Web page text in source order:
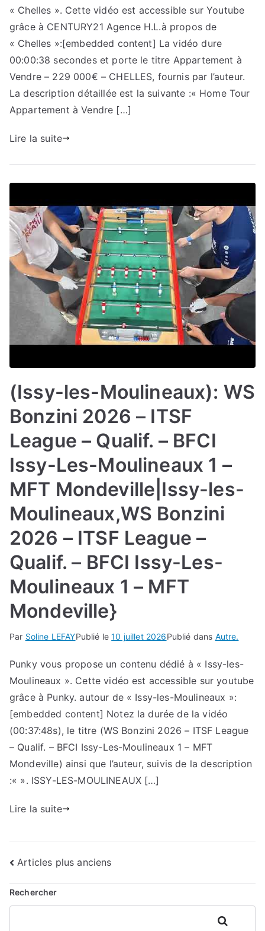
« Chelles ». Cette vidéo est accessible sur Youtube
grâce à CENTURY21 Agence H.L.à propos de
« Chelles »:[embedded content] La vidéo dure
00:00:38 secondes et porte le titre Appartement à
Vendre – 229 000€ – CHELLES, fournis par l’auteur.
La description détaillée est la suivante :« Home Tour
Appartement à Vendre […]
Lire la suite
(Issy-les-Moulineaux): WS
Bonzini 2026 – ITSF
League – Qualif. – BFCI
Issy-Les-Moulineaux 1 –
MFT Mondeville|Issy-les-
Moulineaux,WS Bonzini
2026 – ITSF League –
Qualif. – BFCI Issy-Les-
Moulineaux 1 – MFT
Mondeville}
Par Soline LEFAYPublié le10 juillet 2026Publié dans Autre.
Punky vous propose un contenu dédié à « Issy-les-
Moulineaux ». Cette vidéo est accessible sur youtube
grâce à Punky. autour de « Issy-les-Moulineaux »:
[embedded content] Notez la durée de la vidéo
(00:37:48s), le titre (WS Bonzini 2026 – ITSF League
– Qualif. – BFCI Issy-Les-Moulineaux 1 – MFT
Mondeville) ainsi que l’auteur, suivis de la description
:« ». ISSY-LES-MOULINEAUX […]
Lire la suite
Navigation
des
articles
Articles plus anciens
Rechercher
Rechercher